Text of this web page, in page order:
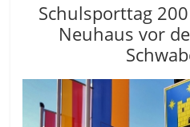
Schulsporttag
Neuhaus vor